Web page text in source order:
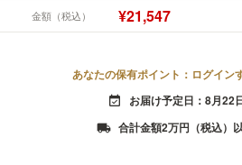
金額（税込） ¥21,547
あなたの保有ポイント：ログイン
event_available お届け予定日：8月22
local_shipping 合計金額2万円（税込）